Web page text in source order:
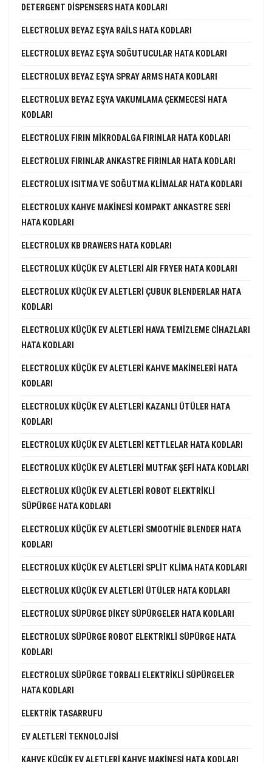
DETERGENT DISPENSERS HATA KODLARI
ELECTROLUX BEYAZ EŞYA RAILS HATA KODLARI
ELECTROLUX BEYAZ EŞYA SOĞUTUCULAR HATA KODLARI
ELECTROLUX BEYAZ EŞYA SPRAY ARMS HATA KODLARI
ELECTROLUX BEYAZ EŞYA VAKUMLAMA ÇEKMECESI HATA
KODLARI
ELECTROLUX FIRIN MIKRODALGA FIRINLAR HATA KODLARI
ELECTROLUX FIRINLAR ANKASTRE FIRINLAR HATA KODLARI
ELECTROLUX ISITMA VE SOĞUTMA KLIMALAR HATA KODLARI
ELECTROLUX KAHVE MAKINESI KOMPAKT ANKASTRE SERI
HATA KODLARI
ELECTROLUX KB DRAWERS HATA KODLARI
ELECTROLUX KÜÇÜK EV ALETLERI AIR FRYER HATA KODLARI
ELECTROLUX KÜÇÜK EV ALETLERI ÇUBUK BLENDERLAR HATA
KODLARI
ELECTROLUX KÜÇÜK EV ALETLERI HAVA TEMIZLEME CIHAZLARI
HATA KODLARI
ELECTROLUX KÜÇÜK EV ALETLERI KAHVE MAKINELERI HATA
KODLARI
ELECTROLUX KÜÇÜK EV ALETLERI KAZANLI ÜTÜLER HATA
KODLARI
ELECTROLUX KÜÇÜK EV ALETLERI KETTLELAR HATA KODLARI
ELECTROLUX KÜÇÜK EV ALETLERI MUTFAK ŞEFI HATA KODLARI
ELECTROLUX KÜÇÜK EV ALETLERI ROBOT ELEKTRIKLI
SÜPÜRGE HATA KODLARI
ELECTROLUX KÜÇÜK EV ALETLERI SMOOTHIE BLENDER HATA
KODLARI
ELECTROLUX KÜÇÜK EV ALETLERI SPLIT KLIMA HATA KODLARI
ELECTROLUX KÜÇÜK EV ALETLERI ÜTÜLER HATA KODLARI
ELECTROLUX SÜPÜRGE DIKEY SÜPÜRGELER HATA KODLARI
ELECTROLUX SÜPÜRGE ROBOT ELEKTRIKLI SÜPÜRGE HATA
KODLARI
ELECTROLUX SÜPÜRGE TORBALI ELEKTRIKLI SÜPÜRGELER
HATA KODLARI
ELEKTRIK TASARRUFU
EV ALETLERI TEKNOLOJISI
KAHVE KÜÇÜK EV ALETLERI KAHVE MAKINESI HATA KODLARI